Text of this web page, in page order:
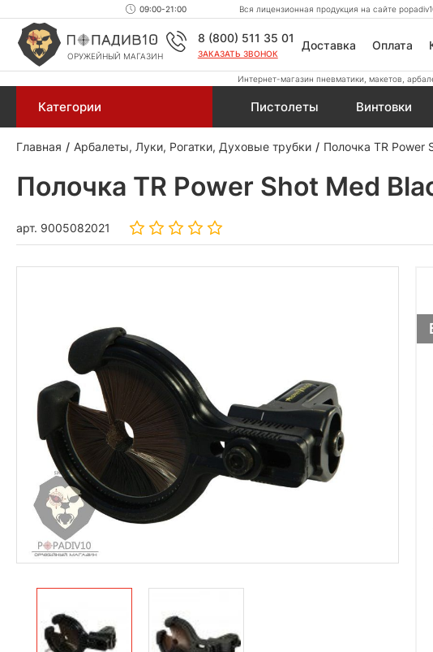
09:00-21:00 Вся лицензионная продукция на сайте
ОРУЖЕЙНЫЙ МАГАЗИН
8 (800) 511 35 01
ЗАКАЗАТЬ ЗВОНОК
Доставка Оплата
Интернет-магазин пневматики, макетов,
Категории Пистолеты Винтовки
Главная Арбалеты, Луки, Рогатки, Духовые трубки Полочка TR Power
Полочка TR Power Shot Med
арт. 9005082021